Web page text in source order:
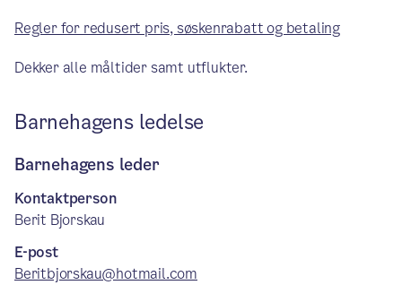
Regler for redusert pris, søskenrabatt og betaling
Dekker alle måltider samt utflukter.
Barnehagens ledelse
Barnehagens leder
Kontaktperson
Berit Bjorskau
E-post
Beritbjorskau@hotmail.com